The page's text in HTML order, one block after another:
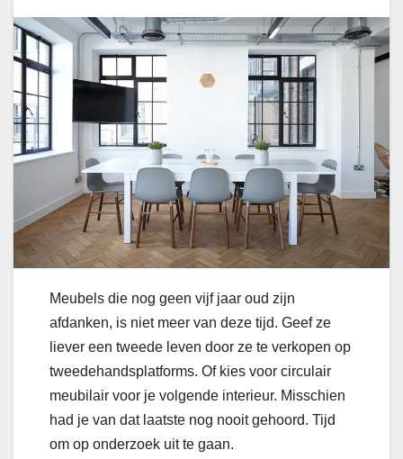
Meubels die nog geen vijf jaar oud zijn
afdanken, is niet meer van deze tijd. Geef ze
liever een tweede leven door ze te verkopen op
tweedehandsplatforms. Of kies voor circulair
meubilair voor je volgende interieur. Misschien
had je van dat laatste nog nooit gehoord. Tijd
om op onderzoek uit te gaan.